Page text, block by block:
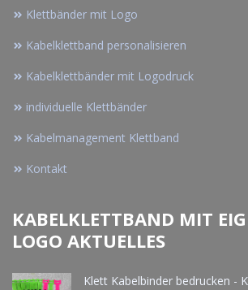
Klettbänder mit Logo
Kabelklettband personalisieren
Kabelklettbänder mit Logodruck
individuelle Klettbänder
Kabelmanagement Klettband
Kontakt
KABELKLETTBAND MIT
LOGO AKTUELLES
Klett Kabelbinder bedrucken -